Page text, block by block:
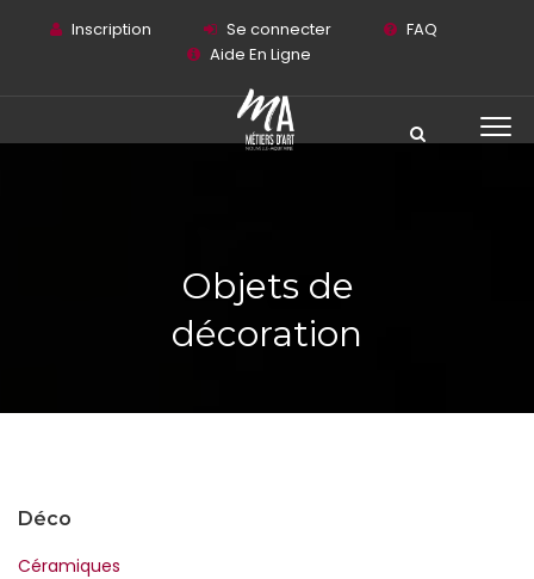
Inscription Se connecter
FAQ
Aide En Ligne
Objets de
décoration
Déco
Céramiques